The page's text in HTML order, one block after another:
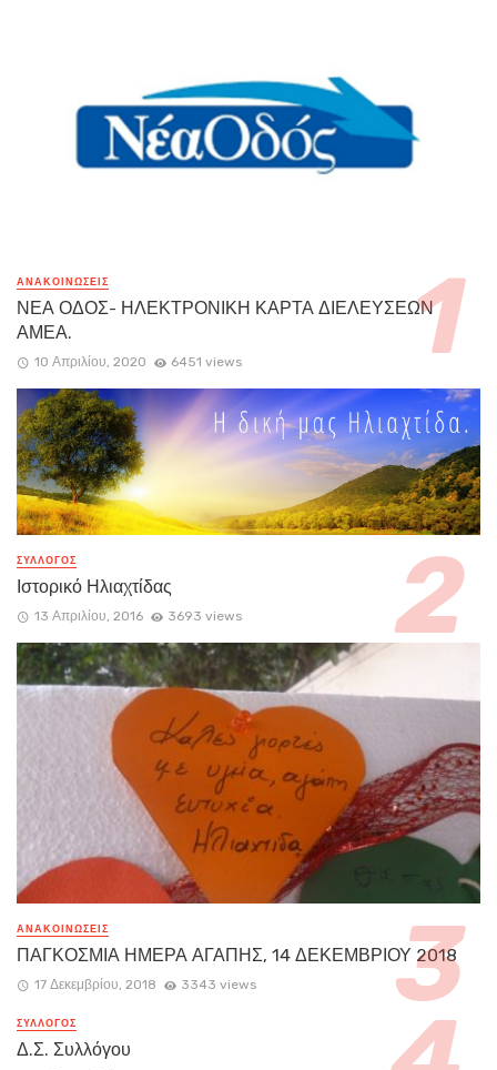
ΑΝΑΚΟΙΝΏΣΕΙΣ
ΝΕΑ ΟΔΟΣ- ΗΛΕΚΤΡΟΝΙΚΗ ΚΑΡΤΑ ΔΙΕΛΕΥΣΕΩΝ
ΑΜΕΑ.
10 Απριλίου, 2020 6451 views
ΣΥΛΛΟΓΟΣ
Ιστορικό Ηλιαχτίδας
13 Απριλίου, 2016 3693 views
ΑΝΑΚΟΙΝΏΣΕΙΣ
ΠΑΓΚΟΣΜΙΑ ΗΜΕΡΑ ΑΓΑΠΗΣ, 14 ΔΕΚΕΜΒΡΙΟΥ 2018
17 Δεκεμβρίου, 2018 3343 views
ΣΥΛΛΟΓΟΣ
Δ.Σ. Συλλόγου